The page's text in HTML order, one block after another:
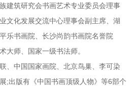
建筑研究会书画艺术专业委员会理事
文化发展交流中心理事会副主席、湖
乐书画院、长沙尚韵书画院名誉院
大师、国家一级书法师。
、中国国家画院、北京鸟巢、李可染
;出版有《中国书画顶级人物》等6部个